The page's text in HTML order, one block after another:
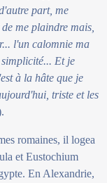
part, me
me plaindre mais,
l'un calomnie ma
Et je
à la hâte que je
triste et les
romaines, il logea
et Eustochium
En Alexandrie,